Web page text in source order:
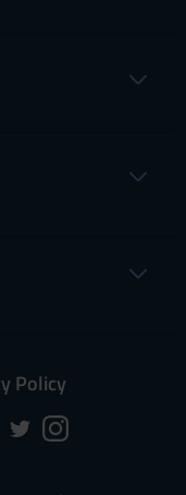
Policy